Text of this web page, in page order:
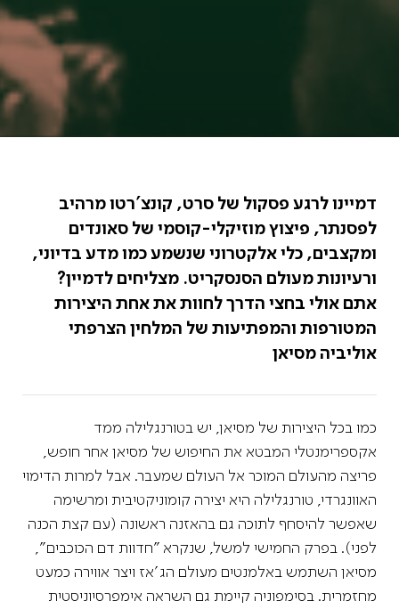
דמיינו לרגע פסקול של סרט, קונצ'רטו מרהיב
לפסנתר, פיצוץ מוזיקלי-קוסמי של סאונדים
ומקצבים, כלי אלקטרוני שנשמע כמו מדע בדיוני,
ורעיונות מעולם הסנסקריט. מצליחים לדמיין?
אתם אולי בחצי הדרך לחוות את אחת היצירות
המטורפות והמפתיעות של המלחין הצרפתי
אוליביה מסיאן
כמו בכל היצירות של מסיאן, יש בטורנגלילה ממד
אקספרימנטלי המבטא את החיפוש של מסיאן אחר חופש,
פריצה מהעולם המוכר אל העולם שמעבר. אבל למרות הדימוי
האוונגרדי, טורנגלילה היא יצירה קומוניקטיבית ומרשימה
שאפשר להיסחף לתוכה גם בהאזנה ראשונה (עם קצת הכנה
לפני). בפרק החמישי למשל, שנקרא "חדוות דם הכוכבים",
מסיאן השתמש באלמנטים מעולם הג'אז ויצר אווירה כמעט
מחזמרית. בסימפוניה קיימת גם השראה אימפרסיוניסטית